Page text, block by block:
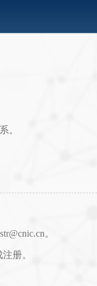
。
。
册。